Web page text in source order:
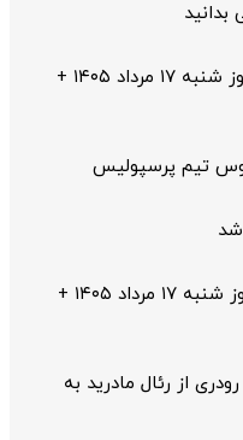
بدانید
قیمت سکه و قیمت طلا امروز شنبه ۱۷ مرداد ۱۴۰۵ +
تیم پرسپولیس
شد
قیمت دلار و قیمت یورو امروز شنبه ۱۷ مرداد ۱۴۰۵ +
از رئال مادرید به